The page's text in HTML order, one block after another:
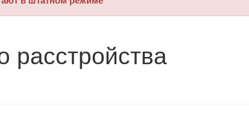
расстройства